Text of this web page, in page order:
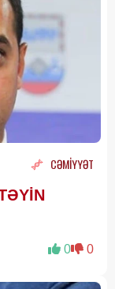
CƏMİYYƏT
0 0